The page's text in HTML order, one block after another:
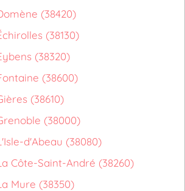
(38420)
(38130)
(38320)
(38600)
(38610)
(38000)
d'Abeau (38080)
Côte-Saint-André (38260)
Mure (38350)